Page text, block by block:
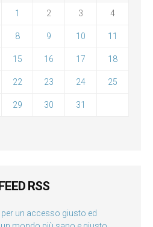
1 2 3 4
8 9 10 11
15 16 17 18
22 23 24 25
29 30 31
RSS
per un accesso giusto ed